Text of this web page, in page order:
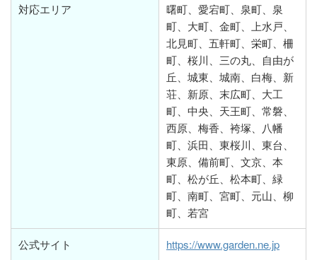
対応エリア
曙町、愛宕町、泉町、泉
町、大町、金町、上水戸、
北見町、五軒町、栄町、柵
町、桜川、三の丸、自由が
丘、城東、城南、白梅、新
荘、新原、末広町、大工
町、中央、天王町、常磐、
西原、梅香、袴塚、八幡
町、浜田、東桜川、東台、
東原、備前町、文京、本
町、松が丘、松本町、緑
町、南町、宮町、元山、柳
町、若宮
公式サイト https://www.garden.ne.jp